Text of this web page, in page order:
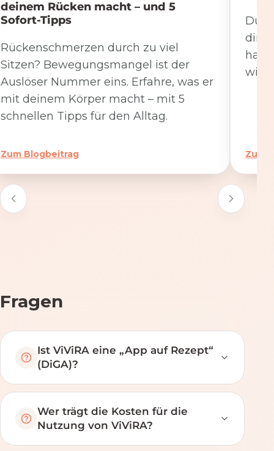
deinem Rücken macht – und 5
Sofort-Tipps
Rückenschmerzen durch zu viel
Sitzen? Bewegungsmangel ist der
Auslöser Nummer eins. Erfahre, was er
mit deinem Körper macht – mit 5
schnellen Tipps für den Alltag.
Zum Blogbeitrag
Du
hat.
Zum
Fragen
Ist ViViRA eine „App auf Rezept“
(DiGA)?
Wer trägt die Kosten für die
Nutzung von ViViRA?